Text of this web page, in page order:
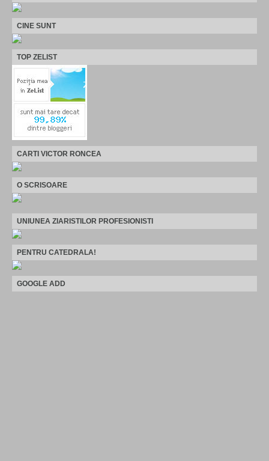
CINE SUNT
TOP ZELIST
CARTI VICTOR RONCEA
O SCRISOARE
UNIUNEA ZIARISTILOR PROFESIONISTI
PENTRU CATEDRALA!
GOOGLE ADD